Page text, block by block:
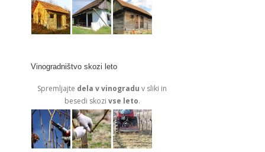
Vinogradništvo skozi leto
Spremljajte dela v vinogradu v sliki in
besedi skozi vse leto.